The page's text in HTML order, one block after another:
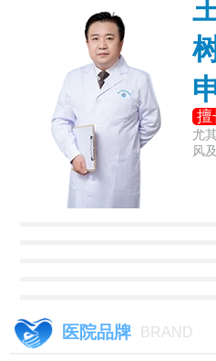
擅
尤
风
医院品牌 BRAND